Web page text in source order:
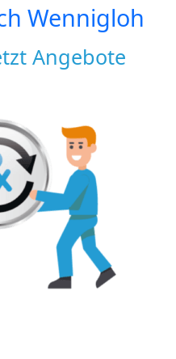
Wennigloh
Angebote